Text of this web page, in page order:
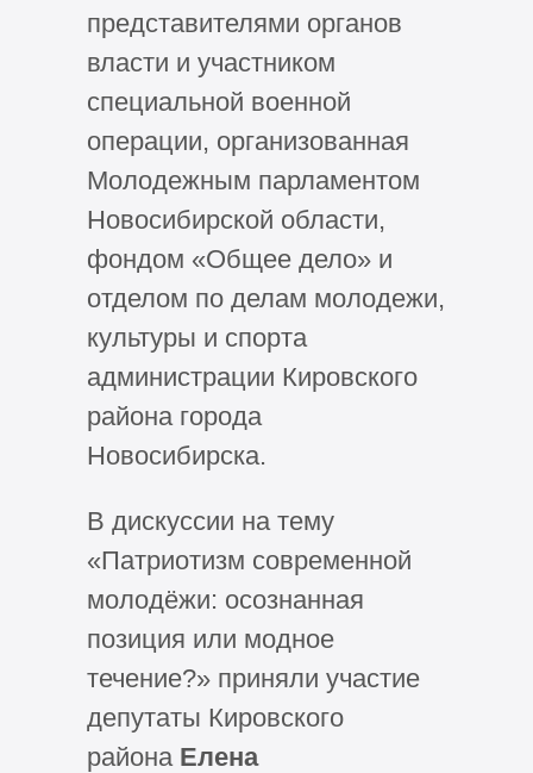
представителями органов
власти и участником
специальной военной
операции, организованная
Молодежным парламентом
Новосибирской области,
фондом «Общее дело» и
отделом по делам молодежи,
культуры и спорта
администрации Кировского
района города
Новосибирска.
В дискуссии на тему
«Патриотизм современной
молодёжи: осознанная
позиция или модное
течение?» приняли участие
депутаты Кировского
района Елена